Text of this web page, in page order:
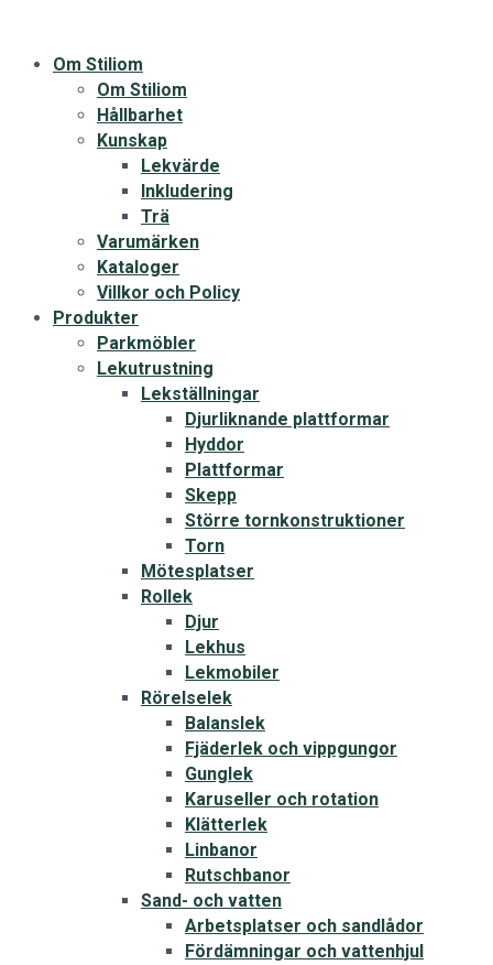
Om Stiliom
Om Stiliom
Hållbarhet
Kunskap
Lekvärde
Inkludering
Trä
Varumärken
Kataloger
Villkor och Policy
Produkter
Parkmöbler
Lekutrustning
Lekställningar
Djurliknande plattformar
Hyddor
Plattformar
Skepp
Större tornkonstruktioner
Torn
Mötesplatser
Rollek
Djur
Lekhus
Lekmobiler
Rörelselek
Balanslek
Fjäderlek och vippgungor
Gunglek
Karuseller och rotation
Klätterlek
Linbanor
Rutschbanor
Sand- och vatten
Arbetsplatser och sandlådor
Fördämningar och vattenhjul